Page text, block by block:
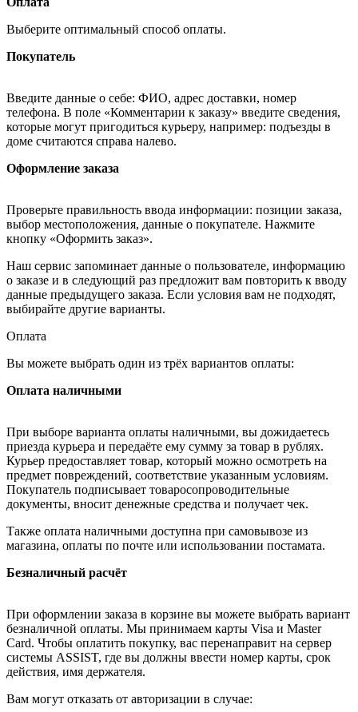
Выберите оптимальный способ оплаты.
Покупатель
Введите данные о себе: ФИО, адрес доставки, номер
телефона. В поле «Комментарии к заказу» введите сведения,
которые могут пригодиться курьеру, например: подъезды в
доме считаются справа налево.
Оформление заказа
Проверьте правильность ввода информации: позиции заказа,
выбор местоположения, данные о покупателе. Нажмите
кнопку «Оформить заказ».
Наш сервис запоминает данные о пользователе, информацию
о заказе и в следующий раз предложит вам повторить к вводу
данные предыдущего заказа. Если условия вам не подходят,
выбирайте другие варианты.
Оплата
Вы можете выбрать один из трёх вариантов оплаты:
Оплата наличными
При выборе варианта оплаты наличными, вы дожидаетесь
приезда курьера и передаёте ему сумму за товар в рублях.
Курьер предоставляет товар, который можно осмотреть на
предмет повреждений, соответствие указанным условиям.
Покупатель подписывает товаросопроводительные
документы, вносит денежные средства и получает чек.
Также оплата наличными доступна при самовывозе из
магазина, оплаты по почте или использовании постамата.
Безналичный расчёт
При оформлении заказа в корзине вы можете выбрать вариант
безналичной оплаты. Мы принимаем карты Visa и Master
Card. Чтобы оплатить покупку, вас перенаправит на сервер
системы ASSIST, где вы должны ввести номер карты, срок
действия, имя держателя.
Вам могут отказать от авторизации в случае: